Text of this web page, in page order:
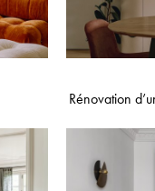
Rénovation